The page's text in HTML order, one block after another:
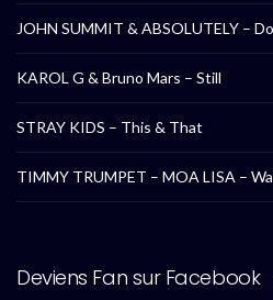
JOHN SUMMIT & ABSOLUTELY –
KAROL G & Bruno Mars – Still
STRAY KIDS – This & That
TIMMY TRUMPET – MOA LISA –
Deviens Fan sur Facebook